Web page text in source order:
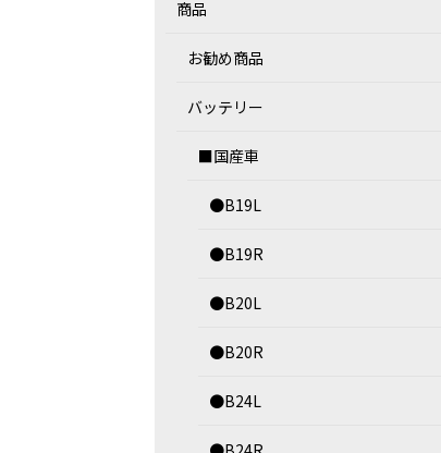
商品
お勧め商品
バッテリー
■国産車
●B19L
●B19R
●B20L
●B20R
●B24L